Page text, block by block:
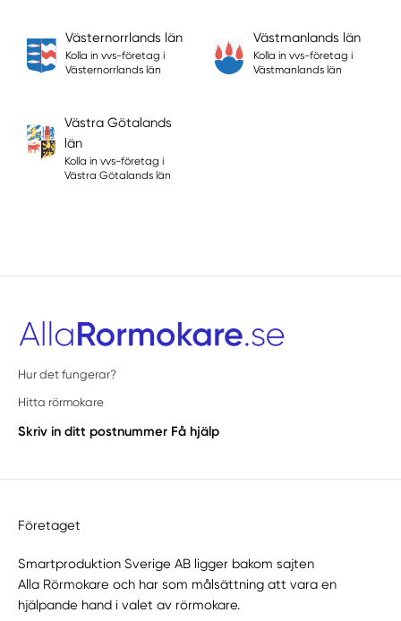
Västernorrlands län
Kolla in vvs-företag i
Västernorrlands län
Västmanlands län
Kolla in vvs-företag i
Västmanlands län
Västra Götalands
län
Kolla in vvs-företag i
Västra Götalands län
Hur det fungerar?
Hitta rörmokare
Skriv in ditt postnummer Få hjälp
Företaget
Smartproduktion Sverige AB ligger bakom sajten
Alla Rörmokare och har som målsättning att vara en
hjälpande hand i valet av rörmokare.